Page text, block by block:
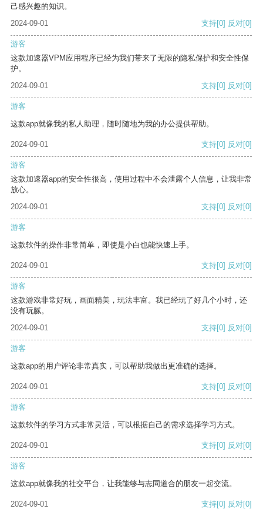
己感兴趣的知识。
2024-09-01
支持[0] 反对[0]
游客
这款加速器VPM应用程序已经为我们带来了无限的隐私保护和安全性保
护。
2024-09-01
支持[0] 反对[0]
游客
这款app就像我的私人助理，随时随地为我的办公提供帮助。
2024-09-01 支持[0] 反对[0]
游客
这款加速器app的安全性很高，使用过程中不会泄露个人信息，让我非常
放心。
2024-09-01
支持[0] 反对[0]
游客
这款软件的操作非常简单，即使是小白也能快速上手。
2024-09-01 支持[0] 反对[0]
游客
这款游戏非常好玩，画面精美，玩法丰富。我已经玩了好几个小时，还
没有玩腻。
2024-09-01
支持[0] 反对[0]
游客
这款app的用户评论非常真实，可以帮助我做出更准确的选择。
2024-09-01 支持[0] 反对[0]
游客
这款软件的学习方式非常灵活，可以根据自己的需求选择学习方式。
2024-09-01 支持[0] 反对[0]
游客
这款app就像我的社交平台，让我能够与志同道合的朋友一起交流。
2024-09-01 支持[0] 反对[0]